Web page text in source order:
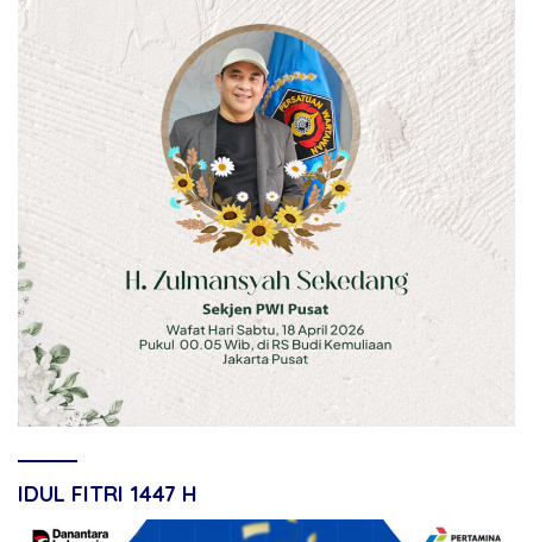
IDUL FITRI 1447 H